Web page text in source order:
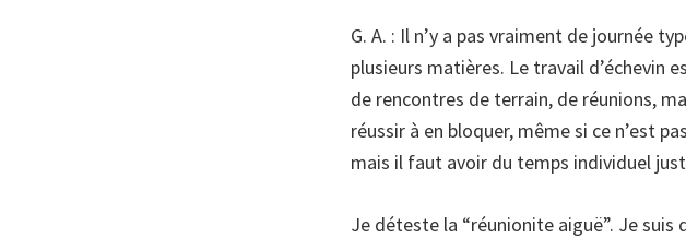
G. A. : Il n’y a pas vraiment de journée
plusieurs matières. Le travail
de rencontres de terrain, de réunions,
réussir à en bloquer, même si ce n’est
mais il faut avoir du temps individuel
Je déteste la “réunionite aiguë”. Je suis